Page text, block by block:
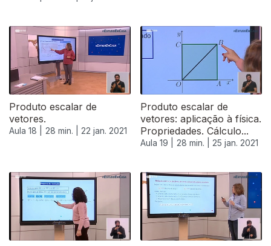
Produto escalar de
vetores.
Aula 18 | 28 min. | 22 jan. 2021
Produto escalar de
vetores: aplicação à física.
Propriedades. Cálculo...
Aula 19 | 28 min. | 25 jan. 2021